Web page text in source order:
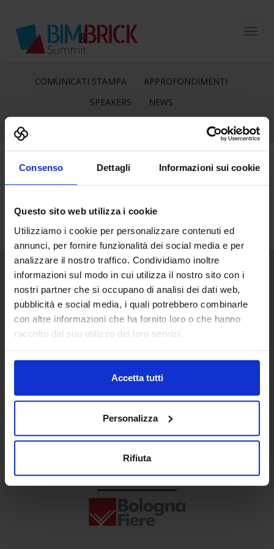
Consenso Dettagli Informazioni sui cookie
Questo sito web utilizza i cookie
Utilizziamo i cookie per personalizzare contenuti ed
annunci, per fornire funzionalità dei social media e per
analizzare il nostro traffico. Condividiamo inoltre
informazioni sul modo in cui utilizza il nostro sito con i
nostri partner che si occupano di analisi dei dati web,
pubblicità e social media, i quali potrebbero combinarle
con altre informazioni che ha fornito loro o che hanno
raccolto dal suo utilizzo dei loro servizi.
Accetta tutti
Personalizza
Rifiuta
COMUNICATI STAMPA
APPROFONDIMENTI
SPEAKERS
NEWS
Senaf srl
+ 39 02.332039460
Progetto e direzione